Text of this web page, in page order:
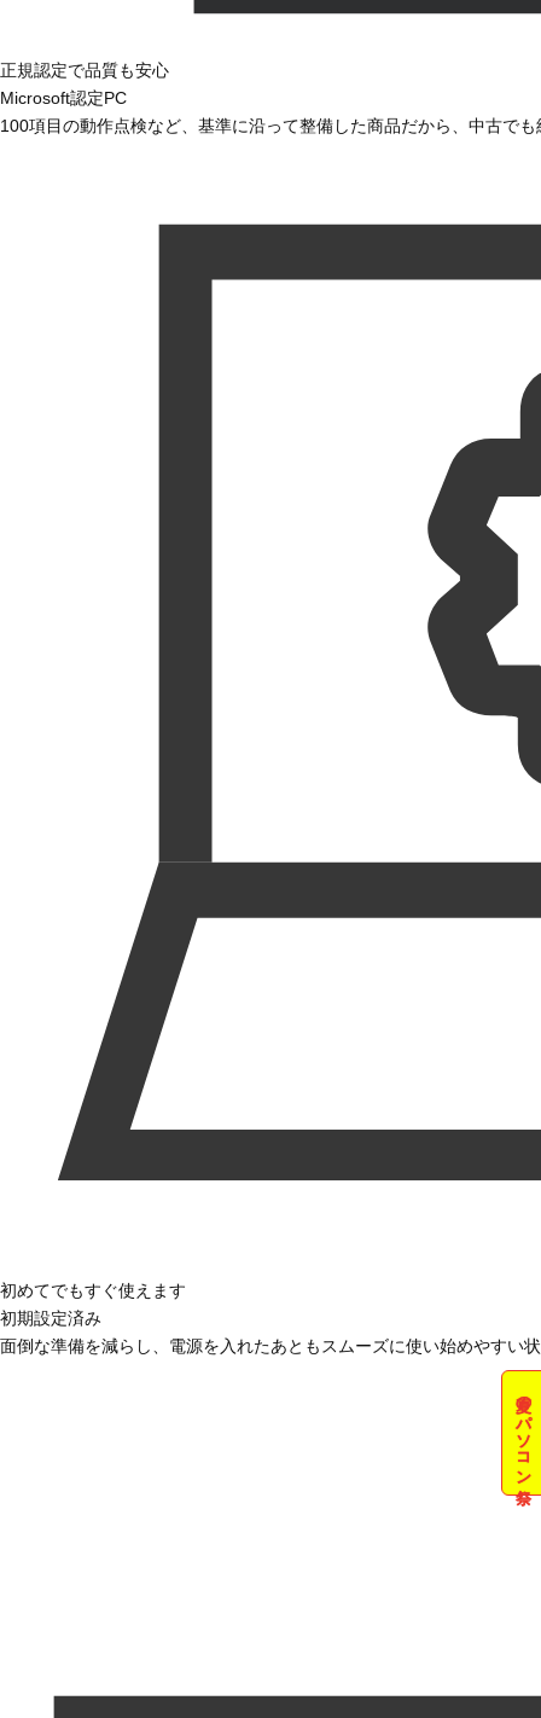
夏のパソコン祭
正規認定で品質も安心
Microsoft認定PC
100項目の動作点検など、基準に沿って整備した商品だから、中古で
初めてでもすぐ使えます
初期設定済み
面倒な準備を減らし、電源を入れたあともスムーズに使い始めやすい